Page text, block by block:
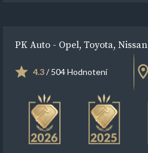
PK Auto - Opel, Toyota, Nissan
4.3/ 504 Hodnotení